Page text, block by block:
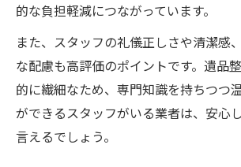
的な負担軽減につながっています。
また、スタッフの礼儀正しさや清潔感
な配慮も高評価のポイントです。遺品
的に繊細なため、専門知識を持ちつつ
ができるスタッフがいる業者は、安心
言えるでしょう。